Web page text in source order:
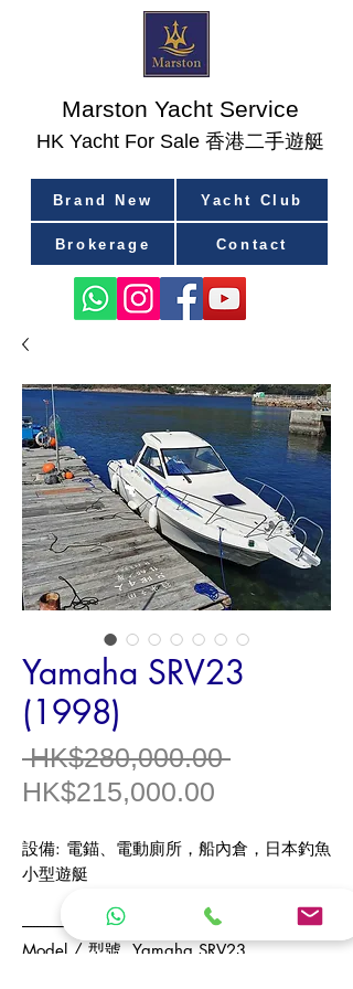
​HK Yacht For Sale 香港二手遊艇
Marston Yacht Service
Brand New Yacht Club
Brokerage Contact
Yamaha SRV23
(1998)
HK$280,000.00 一
格
HK$215,000.00
價
設備: 電錨、電動廁所，船內倉，日本釣魚
小型遊艇
------------------------------
Model /型號Yamaha SRV23